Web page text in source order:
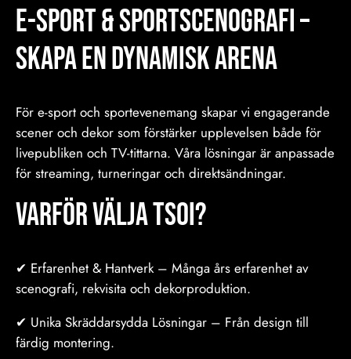
E-sport & Sportscenografi –
Skapa en Dynamisk Arena
För e-sport och sportevenemang skapar vi engagerande
scener och dekor som förstärker upplevelsen både för
livepubliken och TV-tittarna. Våra lösningar är anpassade
för streaming, turneringar och direktsändningar.
Varför Välja TSOI?
✔ Erfarenhet & Hantverk – Många års erfarenhet av
scenografi, rekvisita och dekorproduktion.
✔ Unika Skräddarsydda Lösningar – Från design till
färdig montering.